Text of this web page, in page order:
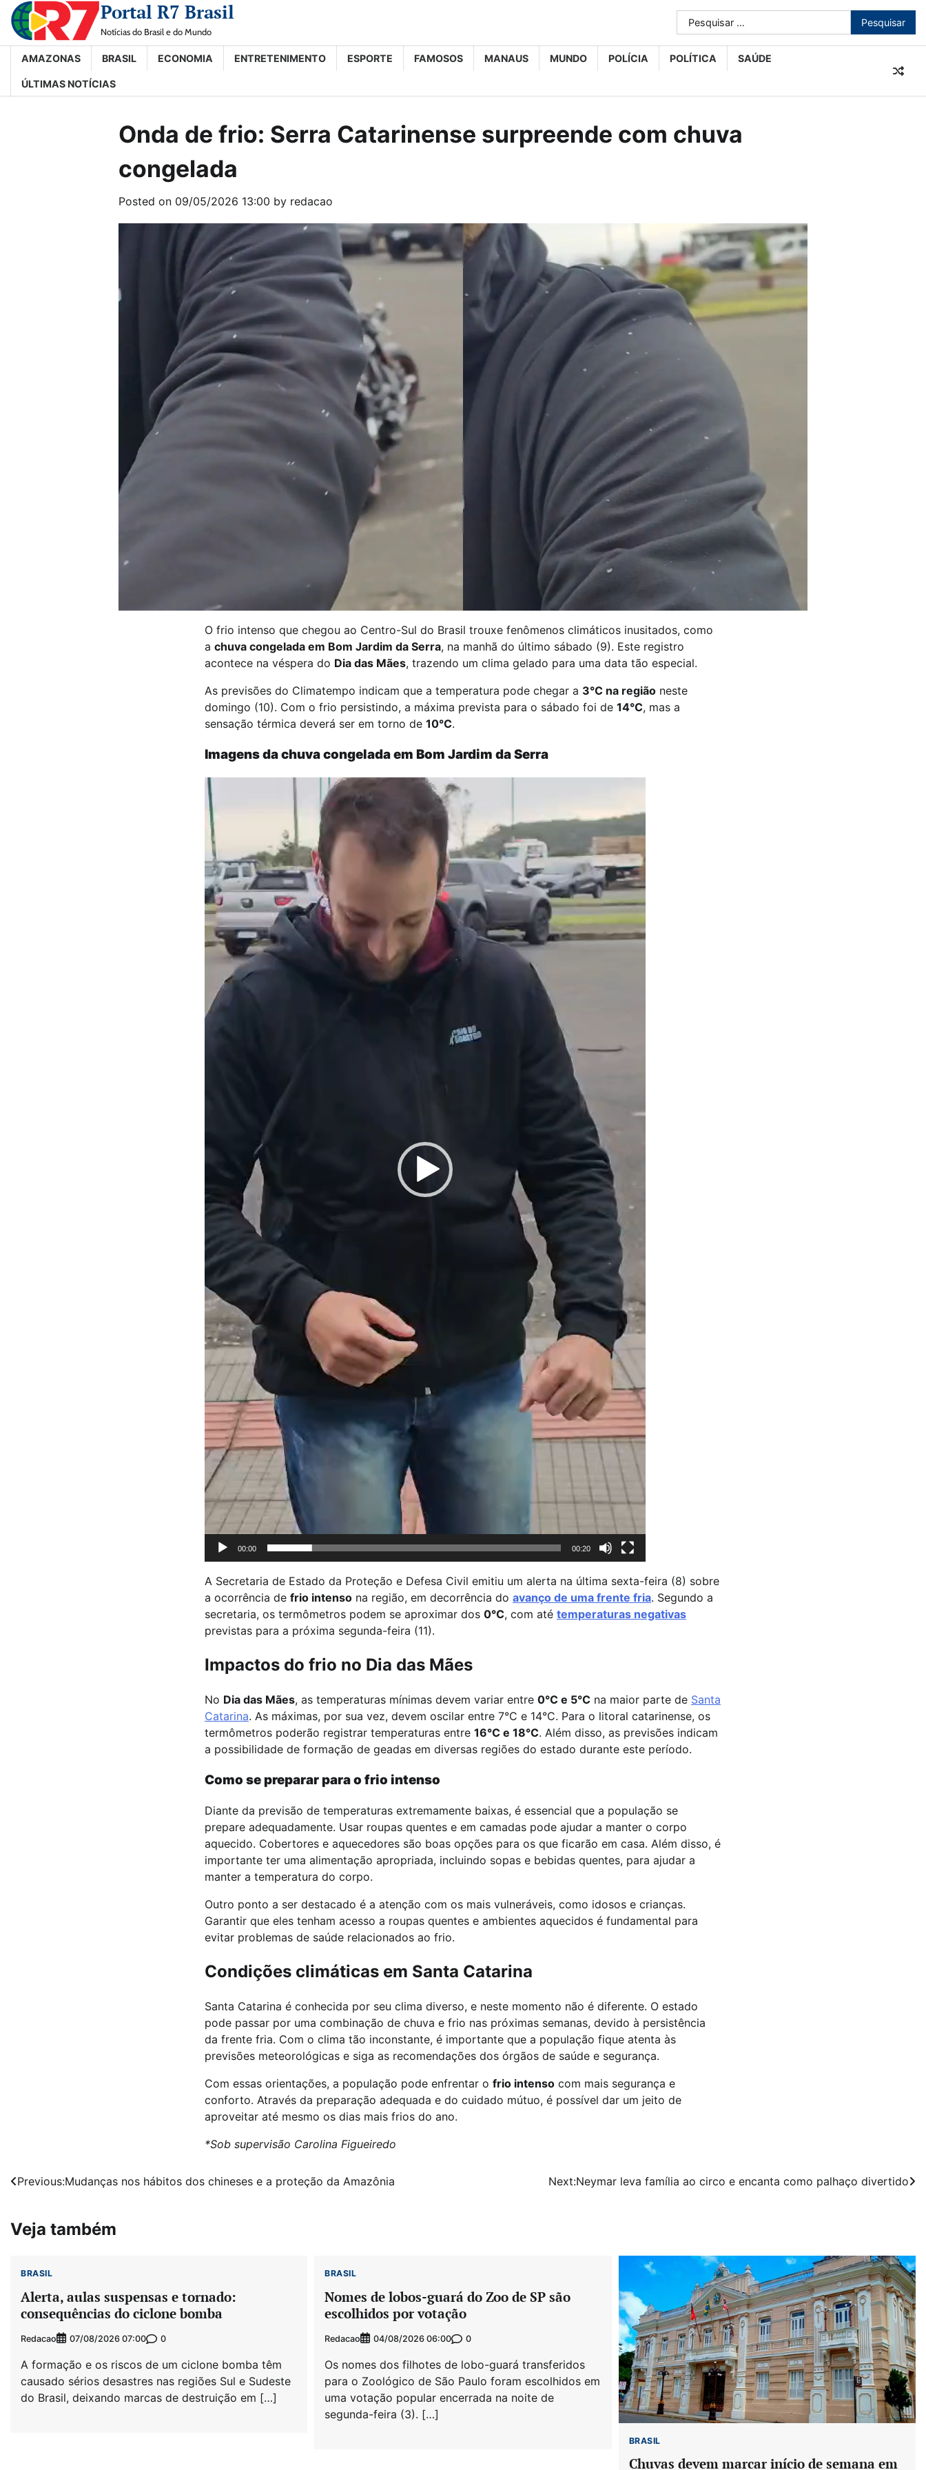
Skip
content
Portal R7 Brasil
Notícias do Brasil e do Mundo
Pesquisar
por:
AMAZONAS BRASIL ECONOMIA ENTRETENIMENTO ESPORTE FAMOSOS MANAUS MUNDO POLÍCIA POLÍTICA SAÚDE
ÚLTIMAS NOTÍCIAS
Onda de frio: Serra Catarinense surpreende com chuva
congelada
Posted on 09/05/2026 13:00 by redacao
O frio intenso que chegou ao Centro-Sul do Brasil trouxe fenômenos climáticos inusitados, como
a chuva congelada em Bom Jardim da Serra, na manhã do último sábado (9). Este registro
acontece na véspera do Dia das Mães, trazendo um clima gelado para uma data tão especial.
As previsões do Climatempo indicam que a temperatura pode chegar a 3°C na região neste
domingo (10). Com o frio persistindo, a máxima prevista para o sábado foi de 14°C, mas a
sensação térmica deverá ser em torno de 10°C.
Imagens da chuva congelada em Bom Jardim da Serra
Tocador
de
vídeo
00:00 00:20
A Secretaria de Estado da Proteção e Defesa Civil emitiu um alerta na última sexta-feira (8) sobre
a ocorrência de frio intenso na região, em decorrência do avanço de uma frente fria. Segundo a
secretaria, os termômetros podem se aproximar dos 0°C, com até temperaturas negativas
previstas para a próxima segunda-feira (11).
Impactos do frio no Dia das Mães
No Dia das Mães, as temperaturas mínimas devem variar entre 0°C e 5°C na maior parte de Santa
Catarina. As máximas, por sua vez, devem oscilar entre 7°C e 14°C. Para o litoral catarinense, os
termômetros poderão registrar temperaturas entre 16°C e 18°C. Além disso, as previsões indicam
a possibilidade de formação de geadas em diversas regiões do estado durante este período.
Como se preparar para o frio intenso
Diante da previsão de temperaturas extremamente baixas, é essencial que a população se
prepare adequadamente. Usar roupas quentes e em camadas pode ajudar a manter o corpo
aquecido. Cobertores e aquecedores são boas opções para os que ficarão em casa. Além disso, é
importante ter uma alimentação apropriada, incluindo sopas e bebidas quentes, para ajudar a
manter a temperatura do corpo.
Outro ponto a ser destacado é a atenção com os mais vulneráveis, como idosos e crianças.
Garantir que eles tenham acesso a roupas quentes e ambientes aquecidos é fundamental para
evitar problemas de saúde relacionados ao frio.
Condições climáticas em Santa Catarina
Santa Catarina é conhecida por seu clima diverso, e neste momento não é diferente. O estado
pode passar por uma combinação de chuva e frio nas próximas semanas, devido à persistência
da frente fria. Com o clima tão inconstante, é importante que a população fique atenta às
previsões meteorológicas e siga as recomendações dos órgãos de saúde e segurança.
Com essas orientações, a população pode enfrentar o frio intenso com mais segurança e
conforto. Através da preparação adequada e do cuidado mútuo, é possível dar um jeito de
aproveitar até mesmo os dias mais frios do ano.
*Sob supervisão Carolina Figueiredo
Navegação
Post
Previous:Mudanças nos hábitos dos chineses e a proteção da Amazônia Next:Neymar leva família ao circo e encanta como palhaço divertido
Veja também
BRASIL
Alerta, aulas suspensas e tornado:
consequências do ciclone bomba
Redacao 07/08/2026 07:00 0
A formação e os riscos de um ciclone bomba têm
causado sérios desastres nas regiões Sul e Sudeste
do Brasil, deixando marcas de destruição em […]
BRASIL
Nomes de lobos-guará do Zoo de SP são
escolhidos por votação
Redacao 04/08/2026 06:00 0
Os nomes dos filhotes de lobo-guará transferidos
para o Zoológico de São Paulo foram escolhidos em
uma votação popular encerrada na noite de
segunda-feira (3). […]
BRASIL
Chuvas devem marcar início de semana em